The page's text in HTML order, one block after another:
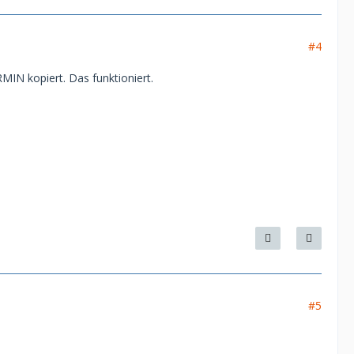
#4
kopiert. Das funktioniert.
#5